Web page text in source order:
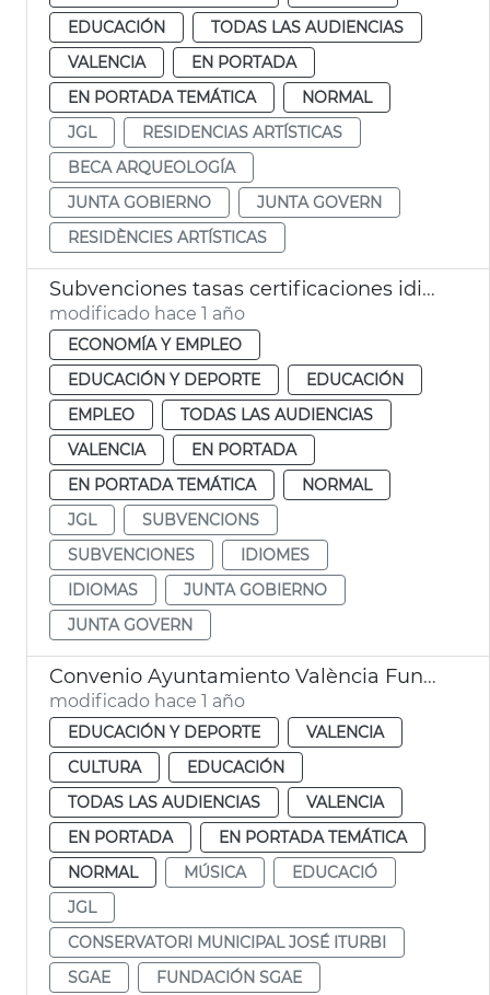
EDUCACIÓN
TODAS LAS AUDIENCIAS
VALENCIA
EN PORTADA
EN PORTADA TEMÁTICA
NORMAL
JGL
RESIDENCIAS ARTÍSTICAS
BECA ARQUEOLOGÍA
JUNTA GOBIERNO
JUNTA GOVERN
RESIDÈNCIES ARTÍSTICAS
Subvenciones tasas certificaciones idiomas València
modificado hace 1 año
ECONOMÍA Y EMPLEO
EDUCACIÓN Y DEPORTE
EDUCACIÓN
EMPLEO
TODAS LAS AUDIENCIAS
VALENCIA
EN PORTADA
EN PORTADA TEMÁTICA
NORMAL
JGL
SUBVENCIONS
SUBVENCIONES
IDIOMES
IDIOMAS
JUNTA GOBIERNO
JUNTA GOVERN
Convenio Ayuntamiento València Fundación SGAE
modificado hace 1 año
EDUCACIÓN Y DEPORTE
VALENCIA
CULTURA
EDUCACIÓN
TODAS LAS AUDIENCIAS
VALENCIA
EN PORTADA
EN PORTADA TEMÁTICA
NORMAL
MÚSICA
EDUCACIÓ
JGL
CONSERVATORI MUNICIPAL JOSÉ ITURBI
SGAE
FUNDACIÓN SGAE